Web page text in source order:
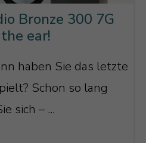
Bronze 300 7G
ear!
haben Sie das letzte
Schon so lang
sich – ...